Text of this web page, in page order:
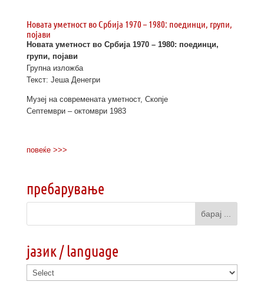
Новата уметност во Србија 1970 – 1980: поединци, групи,
појави
Новата уметност во Србија 1970 – 1980: поединци,
групи, појави
Групна изложба
Текст: Јеша Денегри
Музеј на современата уметност, Скопје
Септември – октомври 1983
повеќе >>>
пребарување
јазик / language